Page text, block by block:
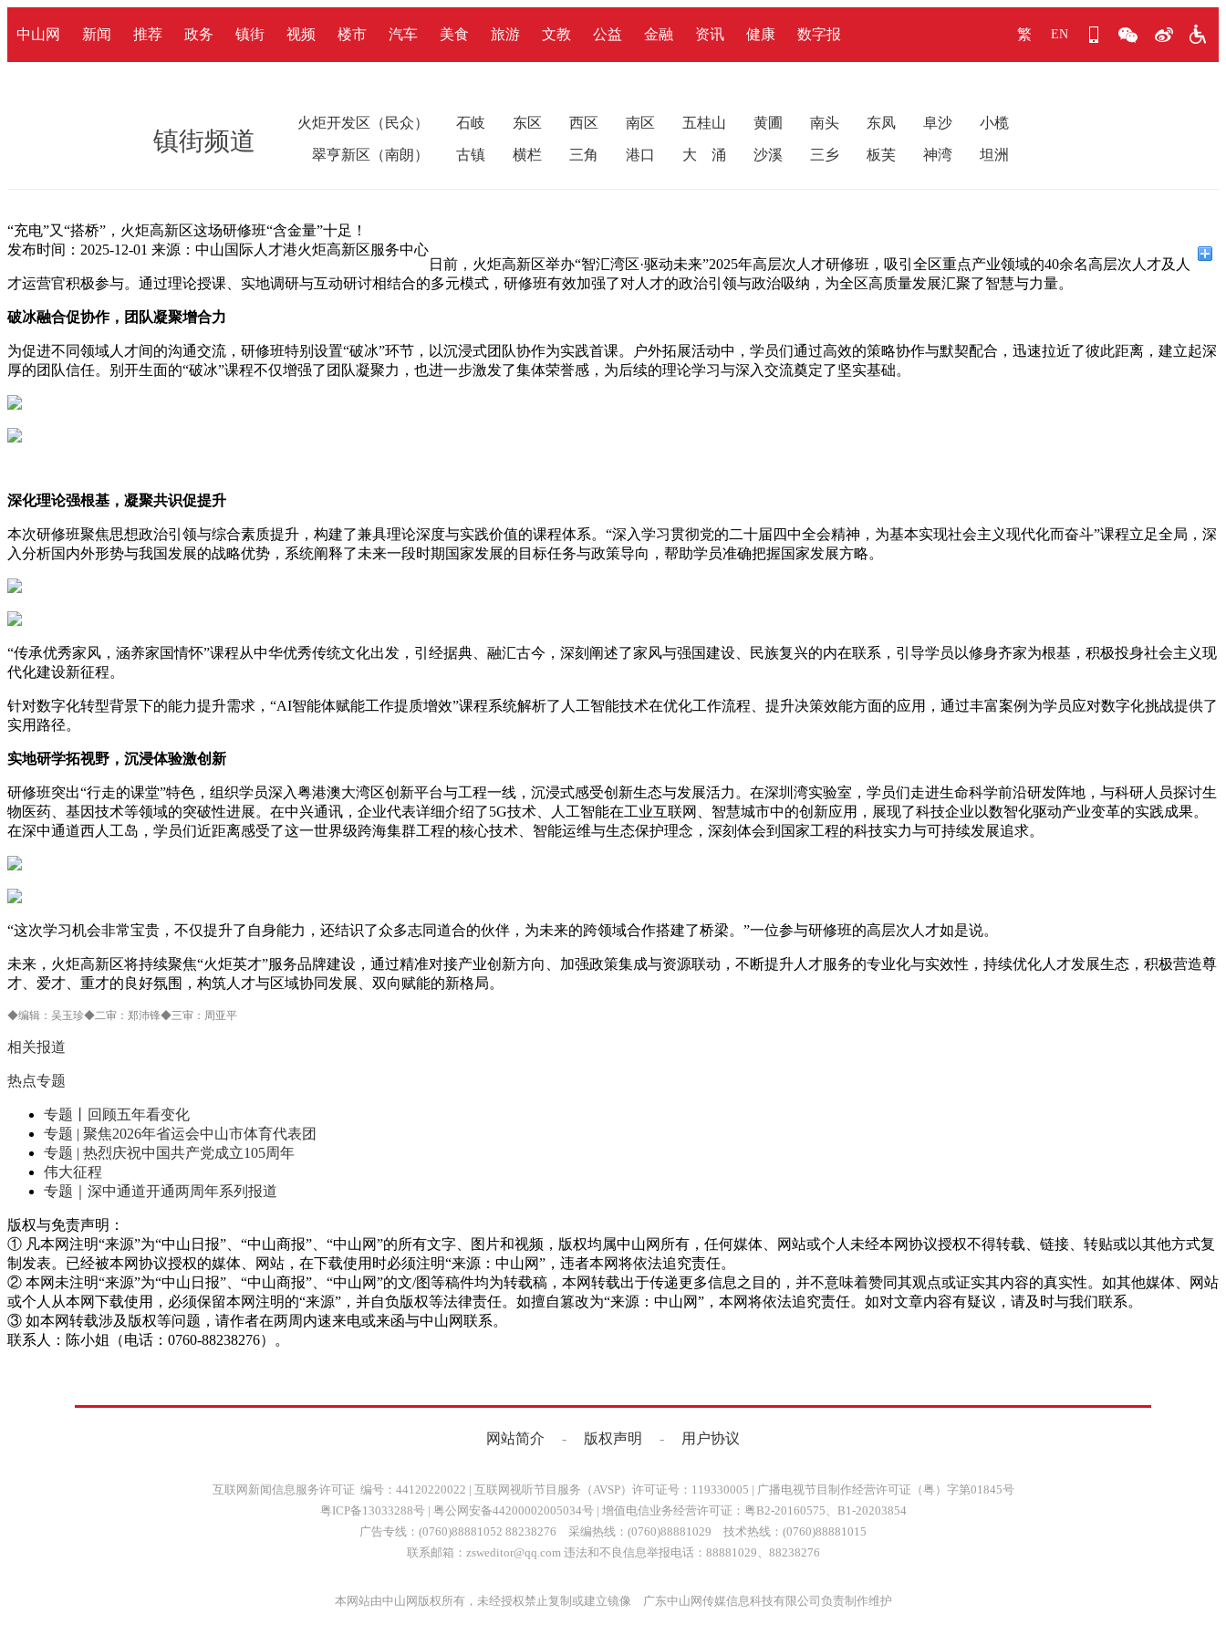
中山网 新闻 推荐 政务 镇街 视频 楼市 汽车 美食 旅游 文教 公益 金融 资讯 健康 数字报 繁 EN
镇街频道
火炬开发区（民众） 石岐 东区 西区 南区 五桂山 黄圃 南头 东凤 阜沙 小榄
翠亨新区（南朗） 古镇 横栏 三角 港口 大 涌 沙溪 三乡 板芙 神湾 坦洲
“充电”又“搭桥”，火炬高新区这场研修班“含金量”十足！
发布时间：2025-12-01 来源：中山国际人才港火炬高新区服务中心
日前，火炬高新区举办“智汇湾区·驱动未来”2025年高层次人才研修班，吸引全区重点产业领域的40余名高层次人才及人
才运营官积极参与。通过理论授课、实地调研与互动研讨相结合的多元模式，研修班有效加强了对人才的政治引领与政治吸纳，为全区高质量发展汇聚了智慧与力量。
破冰融合促协作，团队凝聚增合力
为促进不同领域人才间的沟通交流，研修班特别设置“破冰”环节，以沉浸式团队协作为实践首课。户外拓展活动中，学员们通过高效的策略协作与默契配合，迅速拉近了彼此距离，建立起深
厚的团队信任。别开生面的“破冰”课程不仅增强了团队凝聚力，也进一步激发了集体荣誉感，为后续的理论学习与深入交流奠定了坚实基础。
深化理论强根基，凝聚共识促提升
本次研修班聚焦思想政治引领与综合素质提升，构建了兼具理论深度与实践价值的课程体系。“深入学习贯彻党的二十届四中全会精神，为基本实现社会主义现代化而奋斗”课程立足全局，深
入分析国内外形势与我国发展的战略优势，系统阐释了未来一段时期国家发展的目标任务与政策导向，帮助学员准确把握国家发展方略。
“传承优秀家风，涵养家国情怀”课程从中华优秀传统文化出发，引经据典、融汇古今，深刻阐述了家风与强国建设、民族复兴的内在联系，引导学员以修身齐家为根基，积极投身社会主义现
代化建设新征程。
针对数字化转型背景下的能力提升需求，“AI智能体赋能工作提质增效”课程系统解析了人工智能技术在优化工作流程、提升决策效能方面的应用，通过丰富案例为学员应对数字化挑战提供了
实用路径。
实地研学拓视野，沉浸体验激创新
研修班突出“行走的课堂”特色，组织学员深入粤港澳大湾区创新平台与工程一线，沉浸式感受创新生态与发展活力。在深圳湾实验室，学员们走进生命科学前沿研发阵地，与科研人员探讨生
物医药、基因技术等领域的突破性进展。在中兴通讯，企业代表详细介绍了5G技术、人工智能在工业互联网、智慧城市中的创新应用，展现了科技企业以数智化驱动产业变革的实践成果。
在深中通道西人工岛，学员们近距离感受了这一世界级跨海集群工程的核心技术、智能运维与生态保护理念，深刻体会到国家工程的科技实力与可持续发展追求。
“这次学习机会非常宝贵，不仅提升了自身能力，还结识了众多志同道合的伙伴，为未来的跨领域合作搭建了桥梁。”一位参与研修班的高层次人才如是说。
未来，火炬高新区将持续聚焦“火炬英才”服务品牌建设，通过精准对接产业创新方向、加强政策集成与资源联动，不断提升人才服务的专业化与实效性，持续优化人才发展生态，积极营造尊
才、爱才、重才的良好氛围，构筑人才与区域协同发展、双向赋能的新格局。
◆编辑：吴玉珍◆二审：郑沛锋◆三审：周亚平
相关报道
热点专题
专题丨回顾五年看变化
专题 | 聚焦2026年省运会中山市体育代表团
专题 | 热烈庆祝中国共产党成立105周年
伟大征程
专题｜深中通道开通两周年系列报道
版权与免责声明：
① 凡本网注明“来源”为“中山日报”、“中山商报”、“中山网”的所有文字、图片和视频，版权均属中山网所有，任何媒体、网站或个人未经本网协议授权不得转载、链接、转贴或以其他方式复
制发表。已经被本网协议授权的媒体、网站，在下载使用时必须注明“来源：中山网”，违者本网将依法追究责任。
② 本网未注明“来源”为“中山日报”、“中山商报”、“中山网”的文/图等稿件均为转载稿，本网转载出于传递更多信息之目的，并不意味着赞同其观点或证实其内容的真实性。如其他媒体、网站
或个人从本网下载使用，必须保留本网注明的“来源”，并自负版权等法律责任。如擅自篡改为“来源：中山网”，本网将依法追究责任。如对文章内容有疑议，请及时与我们联系。
③ 如本网转载涉及版权等问题，请作者在两周内速来电或来函与中山网联系。
联系人：陈小姐（电话：0760-88238276）。
网站简介 - 版权声明 - 用户协议
互联网新闻信息服务许可证 编号：44120220022 | 互联网视听节目服务（AVSP）许可证号：119330005 | 广播电视节目制作经营许可证（粤）字第01845号
粤ICP备13033288号| 粤公网安备44200002005034号| 增值电信业务经营许可证： 粤B2-20160575、 B1-20203854
广告专线：(0760)88881052 88238276 采编热线：(0760)88881029 技术热线：(0760)88881015
联系邮箱：zsweditor@qq.com 违法和不良信息举报电话：88881029、88238276
本网站由中山网版权所有，未经授权禁止复制或建立镜像 广东中山网传媒信息科技有限公司负责制作维护